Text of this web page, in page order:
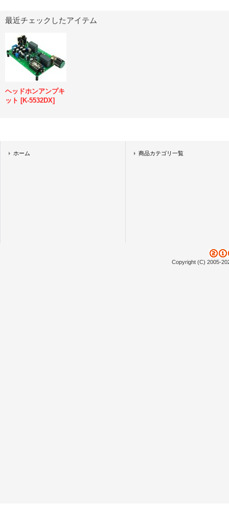
最近チェックしたアイテム
ヘッドホンアンプキ
ット [K-5532DX]
ホーム 商品カテゴリ一覧
Copyright (C) 2005-